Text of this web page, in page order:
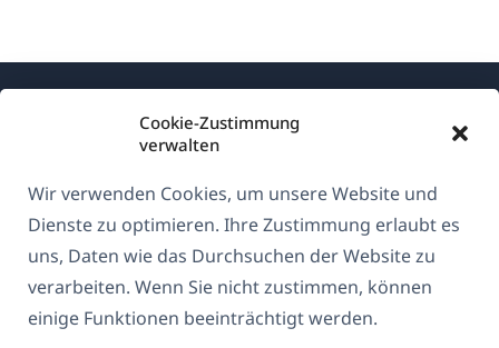
Cookie-Zustimmung
verwalten
Wir verwenden Cookies, um unsere Website und
Dienste zu optimieren. Ihre Zustimmung erlaubt es
uns, Daten wie das Durchsuchen der Website zu
verarbeiten. Wenn Sie nicht zustimmen, können
einige Funktionen beeinträchtigt werden.
Über WPML
DSGVO & Datenschutzrichtlinie
Unserem Team beitreten(öffnet
in
(öffnet
(öffnet